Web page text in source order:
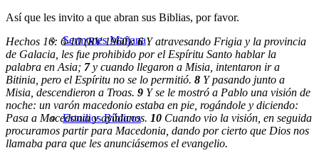
Sermones Mañana
Estudios Bíblicos
Así que les invito a que abran sus Biblias, por favor.
Hechos 16: 6-10 (RV 1960):6Y atravesando Frigia y la provincia
de Galacia, les fue prohibido por el Espíritu Santo hablar la
palabra en Asia; 7y cuando llegaron a Misia, intentaron ir a
Bitinia, pero el Espíritu no se lo permitió. 8 Y pasando junto a
Misia, descendieron a Troas. 9 Y se le mostró a Pablo una visión de
noche: un varón macedonio estaba en pie, rogándole y diciendo:
Pasa a Macedonia y ayúdanos. 10 Cuando vio la visión, en seguida
procuramos partir para Macedonia, dando por cierto que Dios nos
llamaba para que les anunciásemos el evangelio.